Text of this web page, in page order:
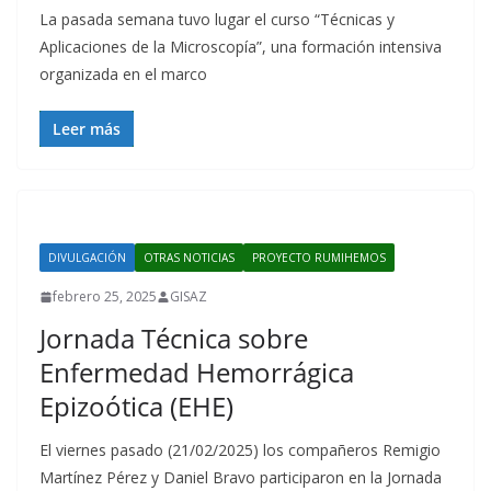
La pasada semana tuvo lugar el curso “Técnicas y
Aplicaciones de la Microscopía”, una formación intensiva
organizada en el marco
Leer más
DIVULGACIÓN OTRAS NOTICIAS PROYECTO RUMIHEMOS
febrero 25, 2025 GISAZ
Jornada Técnica sobre
Enfermedad Hemorrágica
Epizoótica (EHE)
El viernes pasado (21/02/2025) los compañeros Remigio
Martínez Pérez y Daniel Bravo participaron en la Jornada